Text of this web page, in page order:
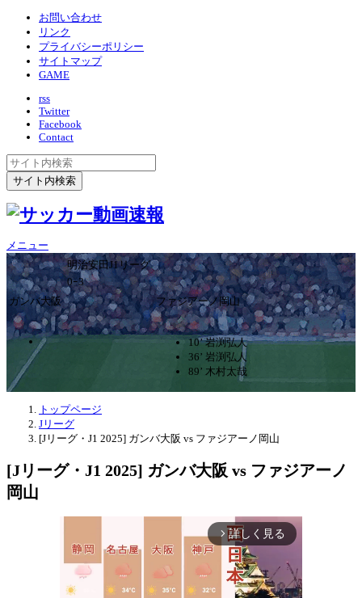
お問い合わせ
リンク
プライバシーポリシー
サイトマップ
GAME
rss
Twitter
Facebook
Contact
メニュー
明治安田J1リーグ
0ｰ3
ガンバ大阪
ファジアーノ岡山
10’ 岩渕弘人
36’ 岩渕弘人
89’ 木村太哉
トップページ
Jリーグ
[Jリーグ・J1 2025] ガンバ大阪 vs ファジアーノ岡山
[Jリーグ・J1 2025] ガンバ大阪 vs ファジアーノ
岡山
arrow_forward_ios 詳しく見る